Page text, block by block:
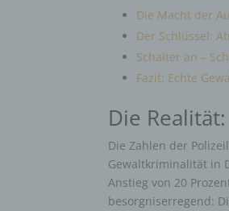
Die Macht der
Der Schlüssel:
Schalter an –
Fazit: Echte
Die
Die Zahlen der
Gewaltkriminalität in
Anstieg von 20
besorgniserregend: